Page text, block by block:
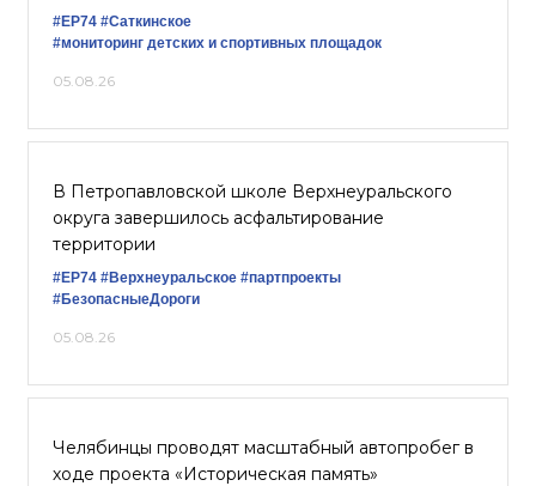
#ЕР74 #Саткинское
#мониторинг детских и спортивных площадок
05.08.26
В Петропавловской школе Верхнеуральского
округа завершилось асфальтирование
территории
#ЕР74 #Верхнеуральское #партпроекты
#БезопасныеДороги
05.08.26
Челябинцы проводят масштабный автопробег в
ходе проекта «Историческая память»